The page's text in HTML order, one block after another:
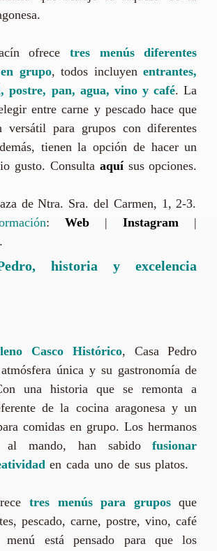
ofrece tres menús diferentes
grupo, todos incluyenentrantes,
postre, pan, agua, vino y café. La
entre carne y pescado hace que
versátil para grupos con diferentes
tienen la opción de hacer un
gusto. Consulta aquísus opciones.
de Ntra. Sra. del Carmen, 1, 2-3.
:Web |Instagram |
.
historia y excelencia
Casco Histórico, Casa Pedro
única y su gastronomía de
una historia que se remonta a
de la cocina aragonesa y un
comidas en grupo. Los hermanos
al mando, han sabidofusionar
en cada uno de sus platos.
tres menús para gruposque
pescado, carne, postre, vino, café
está pensado para que los